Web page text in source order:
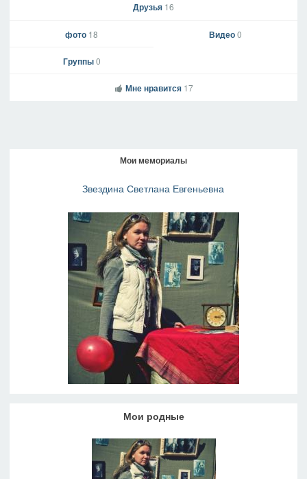
Друзья 16
фото 18 Видео0
Группы0
Мне нравится 17
Мои мемориалы
Звездина Светлана Евгеньевна
Мои родные